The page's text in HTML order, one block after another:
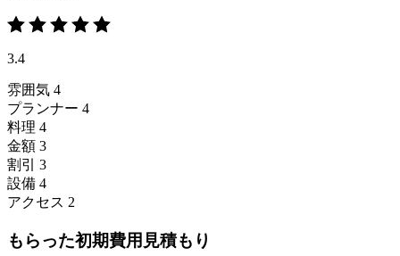
3.4
雰囲気 4
プランナー 4
料理 4
金額 3
割引
3
設備 4
アクセス 2
もらった初期費用見積もり